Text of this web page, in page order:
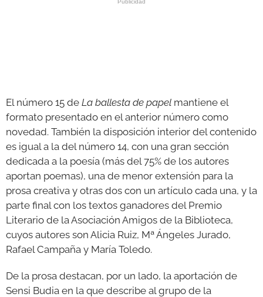
El número 15 de La ballesta de papel mantiene el
formato presentado en el anterior número como
novedad. También la disposición interior del contenido
es igual a la del número 14, con una gran sección
dedicada a la poesía (más del 75% de los autores
aportan poemas), una de menor extensión para la
prosa creativa y otras dos con un artículo cada una, y la
parte final con los textos ganadores del Premio
Literario de la Asociación Amigos de la Biblioteca,
cuyos autores son Alicia Ruiz, Mª Ángeles Jurado,
Rafael Campaña y María Toledo.
De la prosa destacan, por un lado, la aportación de
Sensi Budia en la que describe al grupo de la